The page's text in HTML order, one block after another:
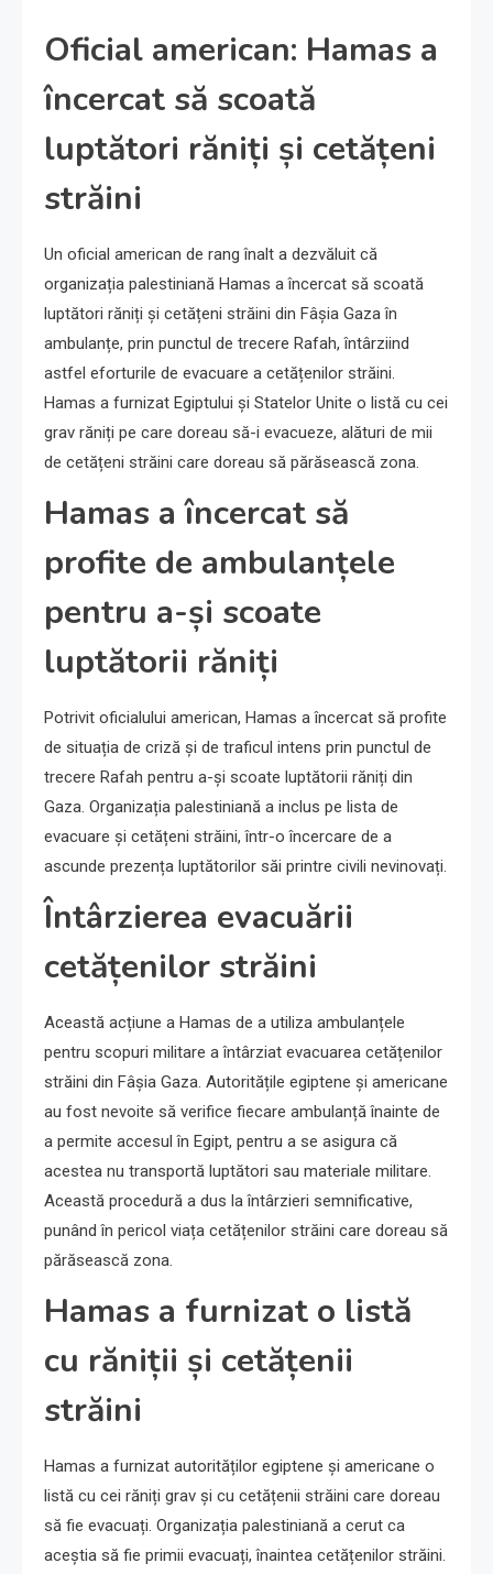
Oficial american: Hamas a
încercat să scoată
luptători răniți și cetățeni
străini
Un oficial american de rang înalt a dezvăluit că
organizația palestiniană Hamas a încercat să scoată
luptători răniți și cetățeni străini din Fâșia Gaza în
ambulanțe, prin punctul de trecere Rafah, întârziind
astfel eforturile de evacuare a cetățenilor străini.
Hamas a furnizat Egiptului și Statelor Unite o listă cu cei
grav răniți pe care doreau să-i evacueze, alături de mii
de cetățeni străini care doreau să părăsească zona.
Hamas a încercat să
profite de ambulanțele
pentru a-și scoate
luptătorii răniți
Potrivit oficialului american, Hamas a încercat să profite
de situația de criză și de traficul intens prin punctul de
trecere Rafah pentru a-și scoate luptătorii răniți din
Gaza. Organizația palestiniană a inclus pe lista de
evacuare și cetățeni străini, într-o încercare de a
ascunde prezența luptătorilor săi printre civili nevinovați.
Întârzierea evacuării
cetățenilor străini
Această acțiune a Hamas de a utiliza ambulanțele
pentru scopuri militare a întârziat evacuarea cetățenilor
străini din Fâșia Gaza. Autoritățile egiptene și americane
au fost nevoite să verifice fiecare ambulanță înainte de
a permite accesul în Egipt, pentru a se asigura că
acestea nu transportă luptători sau materiale militare.
Această procedură a dus la întârzieri semnificative,
punând în pericol viața cetățenilor străini care doreau să
părăsească zona.
Hamas a furnizat o listă
cu răniții și cetățenii
străini
Hamas a furnizat autorităților egiptene și americane o
listă cu cei răniți grav și cu cetățenii străini care doreau
să fie evacuați. Organizația palestiniană a cerut ca
aceștia să fie primii evacuați, înaintea cetățenilor străini.